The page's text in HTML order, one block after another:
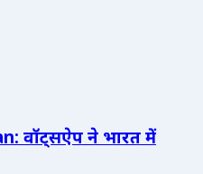
वॉट्सऐप ने भारत में